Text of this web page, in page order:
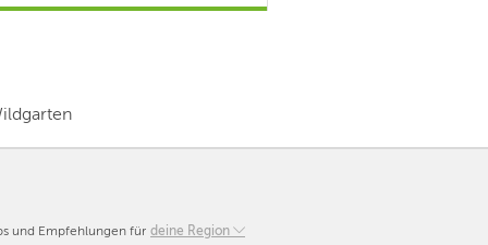
und Empfehlungen für deine Region
Berlin